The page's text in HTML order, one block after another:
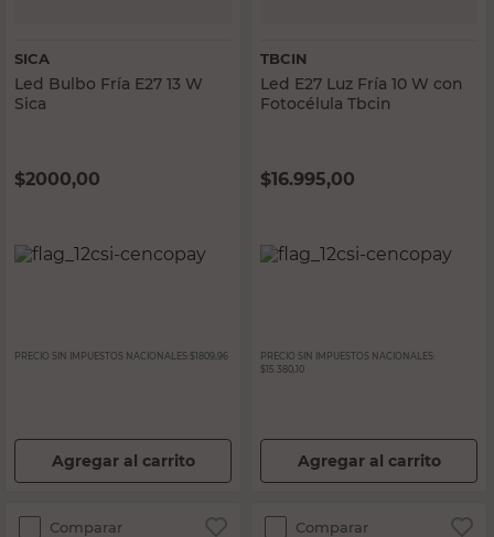
SICA
Led Bulbo Fría E27 13 W
Sica
$2000,00
PRECIO SIN IMPUESTOS NACIONALES: $1809,96
Agregar al carrito
TBCIN
Led E27 Luz Fría 10 W con
Fotocélula Tbcin
$16.995,00
PRECIO SIN IMPUESTOS NACIONALES:
$15.380,10
Agregar al carrito
Comparar Comparar